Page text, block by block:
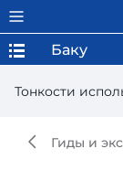
Тонкости
Баку
Гиды и